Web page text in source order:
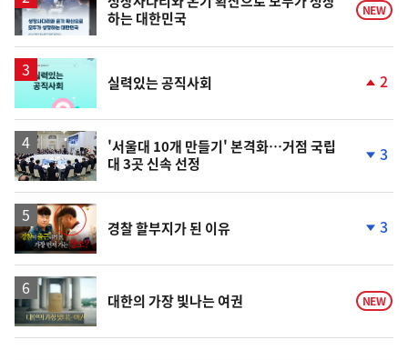
하는 대한민국
NEW
실력있는 공직사회
상
2
'서울대 10개 만들기' 본격화…거점 국립
대 3곳 신속 선정
하
3
영
상
경찰 할부지가 된 이유
하
락
3
영
상
대한의 가장 빛나는 여권 NEW